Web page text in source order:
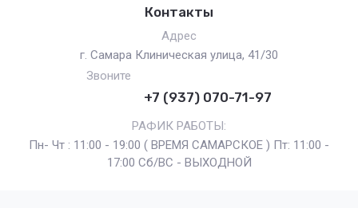
Контакты
Адрес
г. Самара Клиническая улица, 41/30
Звоните
+7 (937) 070-71-97
РАФИК РАБОТЫ:
Пн- Чт : 11:00 - 19:00 ( ВРЕМЯ САМАРСКОЕ ) Пт: 11:00 -
17:00 Сб/ВС - ВЫХОДНОЙ